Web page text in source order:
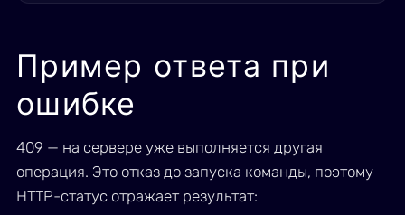
Пример ответа при
ошибке
409 — на сервере уже выполняется другая
операция. Это отказ до запуска команды, поэтому
HTTP-статус отражает результат: